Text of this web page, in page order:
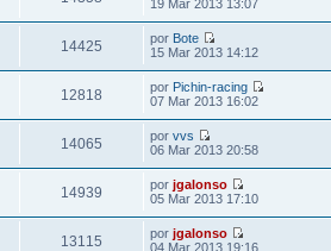
19 Mar 2013 13:07
14425 por Bote
15 Mar 2013 14:12
12818 por Pichin-racing
07 Mar 2013 16:02
14065 porvvs
06 Mar 2013 20:58
14939 porjgalonso
05 Mar 2013 17:10
13115 porjgalonso
04 Mar 2013 19:16